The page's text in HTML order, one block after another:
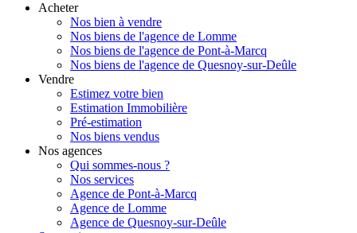
Acheter
Nos bien à vendre
Nos biens de l'agence de Lomme
Nos biens de l'agence de Pont-à-Marcq
Nos biens de l'agence de Quesnoy-sur-Deûle
Vendre
Estimez votre bien
Estimation Immobilière
Pré-estimation
Nos biens vendus
Nos agences
Qui sommes-nous ?
Nos services
Agence de Pont-à-Marcq
Agence de Lomme
Agence de Quesnoy-sur-Deûle